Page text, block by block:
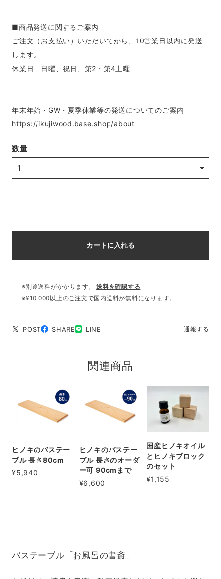
■商品発送に関するご案内
ご注文（お支払い）いただいてから、10営業日以内に発送
します。
休業日：日曜、祝日、第2・第4土曜
年末年始・GW・夏季休業等の発送についてのご案内
https://ikujiwood.base.shop/about
数量
カートに入れる
※別途送料がかかります。
送料を確認する
※¥10,000以上のご注文で国内送料が無料になります。
POST SHARE LINE 通報する
関連商品
ヒノキのバステー
ブル 長さ80cm
¥5,940
ヒノキのバステー
ブル 長さのオーダ
ー可 90cmまで
¥6,600
国産ヒノキオイル
とヒノキブロック
のセット
¥1,155
バステーブル「お風呂の書斎」